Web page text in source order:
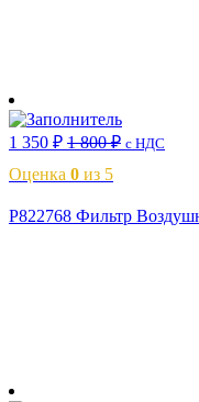
1 350 ₽ 1 800₽ с НДС
Оценка 0 из 5
P822768 Фильтр